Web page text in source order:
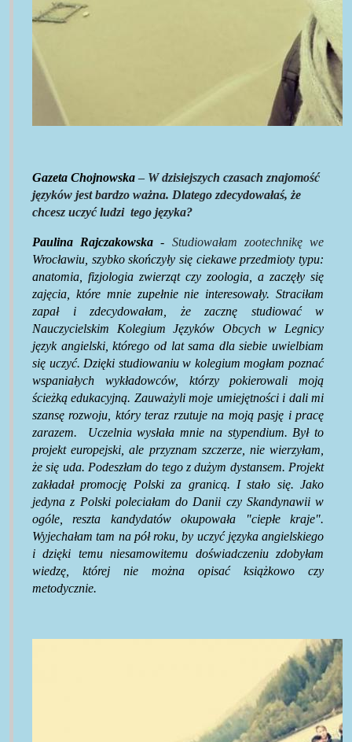
Gazeta Chojnowska – W dzisiejszych czasach znajomość
języków jest bardzo ważna. Dlatego zdecydowałaś, że
chcesz uczyć ludzi tego języka?
Paulina Rajczakowska - Studiowałam zootechnikę we
Wrocławiu, szybko skończyły się ciekawe przedmioty typu:
anatomia, fizjologia zwierząt czy zoologia, a zaczęły się
zajęcia, które mnie zupełnie nie interesowały. Straciłam
zapał i zdecydowałam, że zacznę studiować w
Nauczycielskim Kolegium Języków Obcych w Legnicy
język angielski, którego od lat sama dla siebie uwielbiam
się uczyć. Dzięki studiowaniu w kolegium mogłam poznać
wspaniałych wykładowców, którzy pokierowali moją
ścieżką edukacyjną. Zauważyli moje umiejętności i dali mi
szansę rozwoju, który teraz rzutuje na moją pasję i pracę
zarazem.
Uczelnia wysłała mnie na stypendium. Był to
projekt europejski, ale przyznam szczerze, nie wierzyłam,
że się uda. Podeszłam do tego z dużym dystansem. Projekt
zakładał promocję Polski za granicą. I stało się. Jako
jedyna z Polski poleciałam do Danii czy Skandynawii w
ogóle, reszta kandydatów okupowała "ciepłe kraje".
Wyjechałam tam na pół roku, by uczyć języka angielskiego
i dzięki temu niesamowitemu doświadczeniu zdobyłam
wiedzę, której nie można opisać książkowo czy
metodycznie.